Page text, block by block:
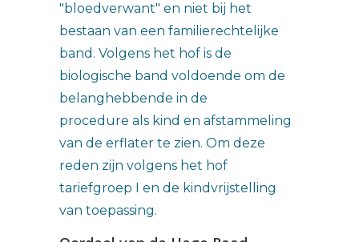
"bloedverwant" en niet bij het
bestaan van een familierechtelijke
band. Volgens het hof is de
biologische band voldoende om de
belanghebbende in de
procedure als kind en afstammeling
van de erflater te zien. Om deze
reden zijn volgens het hof
tariefgroep I en de kindvrijstelling
van toepassing.